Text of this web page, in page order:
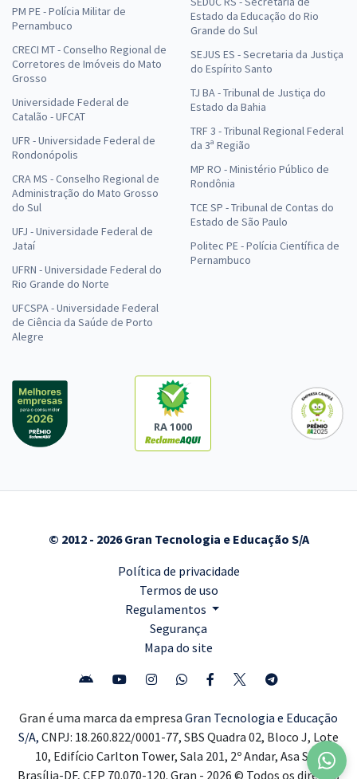
PM PE - Polícia Militar de
Pernambuco
CRECI MT - Conselho Regional de
Corretores de Imóveis do Mato
Grosso
Universidade Federal de
Catalão - UFCAT
UFR - Universidade Federal de
Rondonópolis
CRA MS - Conselho Regional de
Administração do Mato Grosso
do Sul
UFJ - Universidade Federal de
Jataí
UFRN - Universidade Federal do
Rio Grande do Norte
UFCSPA - Universidade Federal
de Ciência da Saúde de Porto
Alegre
Estado da Educação do Rio
Grande do Sul
SEJUS ES - Secretaria da Justiça
do Espírito Santo
TJ BA - Tribunal de Justiça do
Estado da Bahia
TRF 3 - Tribunal Regional Federal
da 3ª Região
MP RO - Ministério Público de
Rondônia
TCE SP - Tribunal de Contas do
Estado de São Paulo
Politec PE - Polícia Científica de
Pernambuco
RA 1000
© 2012 - 2026 Gran Tecnologia e Educação S/A
Política de privacidade
Termos de uso
Regulamentos
Segurança
Mapa do site
Gran é uma marca da empresa Gran Tecnologia e Educação
S/A, CNPJ: 18.260.822/0001-77, SBS Quadra 02, Bloco J, Lote
10, Edifício Carlton Tower, Sala 201, 2º Andar, Asa Sul,
Brasília-DF, CEP 70.070-120. Gran - 2026 © Todos os direitos